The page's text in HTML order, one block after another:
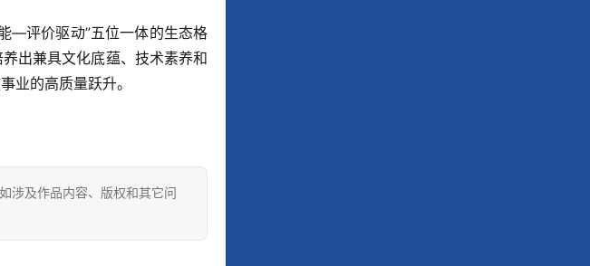
—评价驱动”五位一体的生态格
出兼具文化底蕴、技术素养和
业的高质量跃升。
涉及作品内容、版权和其它问